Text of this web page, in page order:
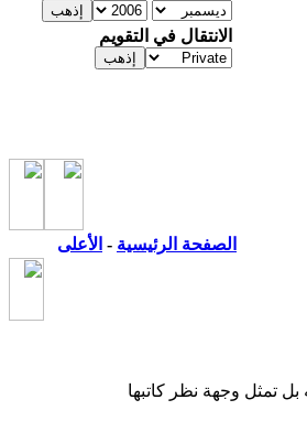
الانتقال في التقويم
الصفحة الرئيسية - الأعلى